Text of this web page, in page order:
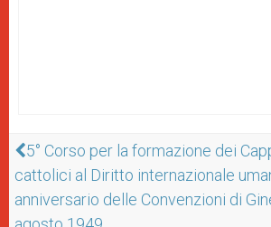
5° Corso per la formazione dei
cattolici al Diritto internazionale
anniversario delle Convenzioni di